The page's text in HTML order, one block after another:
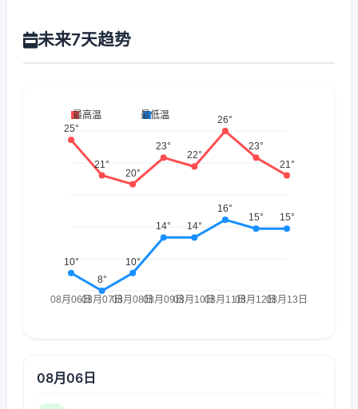
未来7天趋势
08月06日